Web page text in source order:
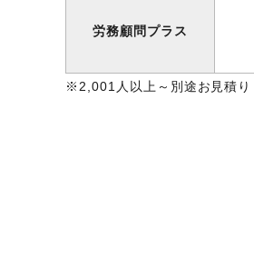
労務顧問プラス
※2,001人以上～別途お見積り